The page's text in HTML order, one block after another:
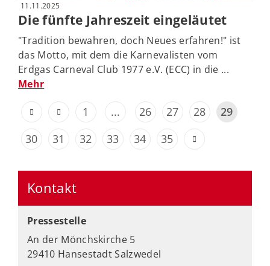
11.11.2025
Die fünfte Jahreszeit eingeläutet
"Tradition bewahren, doch Neues erfahren!" ist
das Motto, mit dem die Karnevalisten vom
Erdgas Carneval Club 1977 e.V. (ECC) in die ...
Mehr
1 ... 26 27 28
29
30
31 32 33 34 35
Kontakt
Pressestelle
An der Mönchskirche 5
29410 Hansestadt Salzwedel